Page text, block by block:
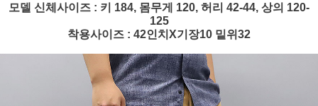
모델 신체사이즈 : 키 184, 몸무게 120, 허리 42-44, 상의 120-
125
착용사이즈 : 42인치X기장10 밑위32